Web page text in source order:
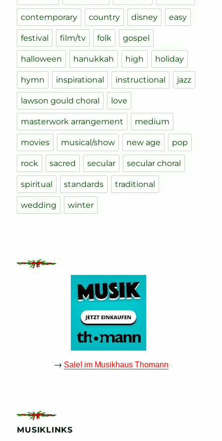
contemporary country disney easy
festival film/tv folk gospel
halloween hanukkah high holiday
hymn inspirational instructional jazz
lawson gould choral love
masterwork arrangement medium
movies musical/show new age pop
rock sacred secular secular choral
spiritual standards traditional
wedding winter
→ Sale! im Musikhaus Thomann
MUSIKLINKS